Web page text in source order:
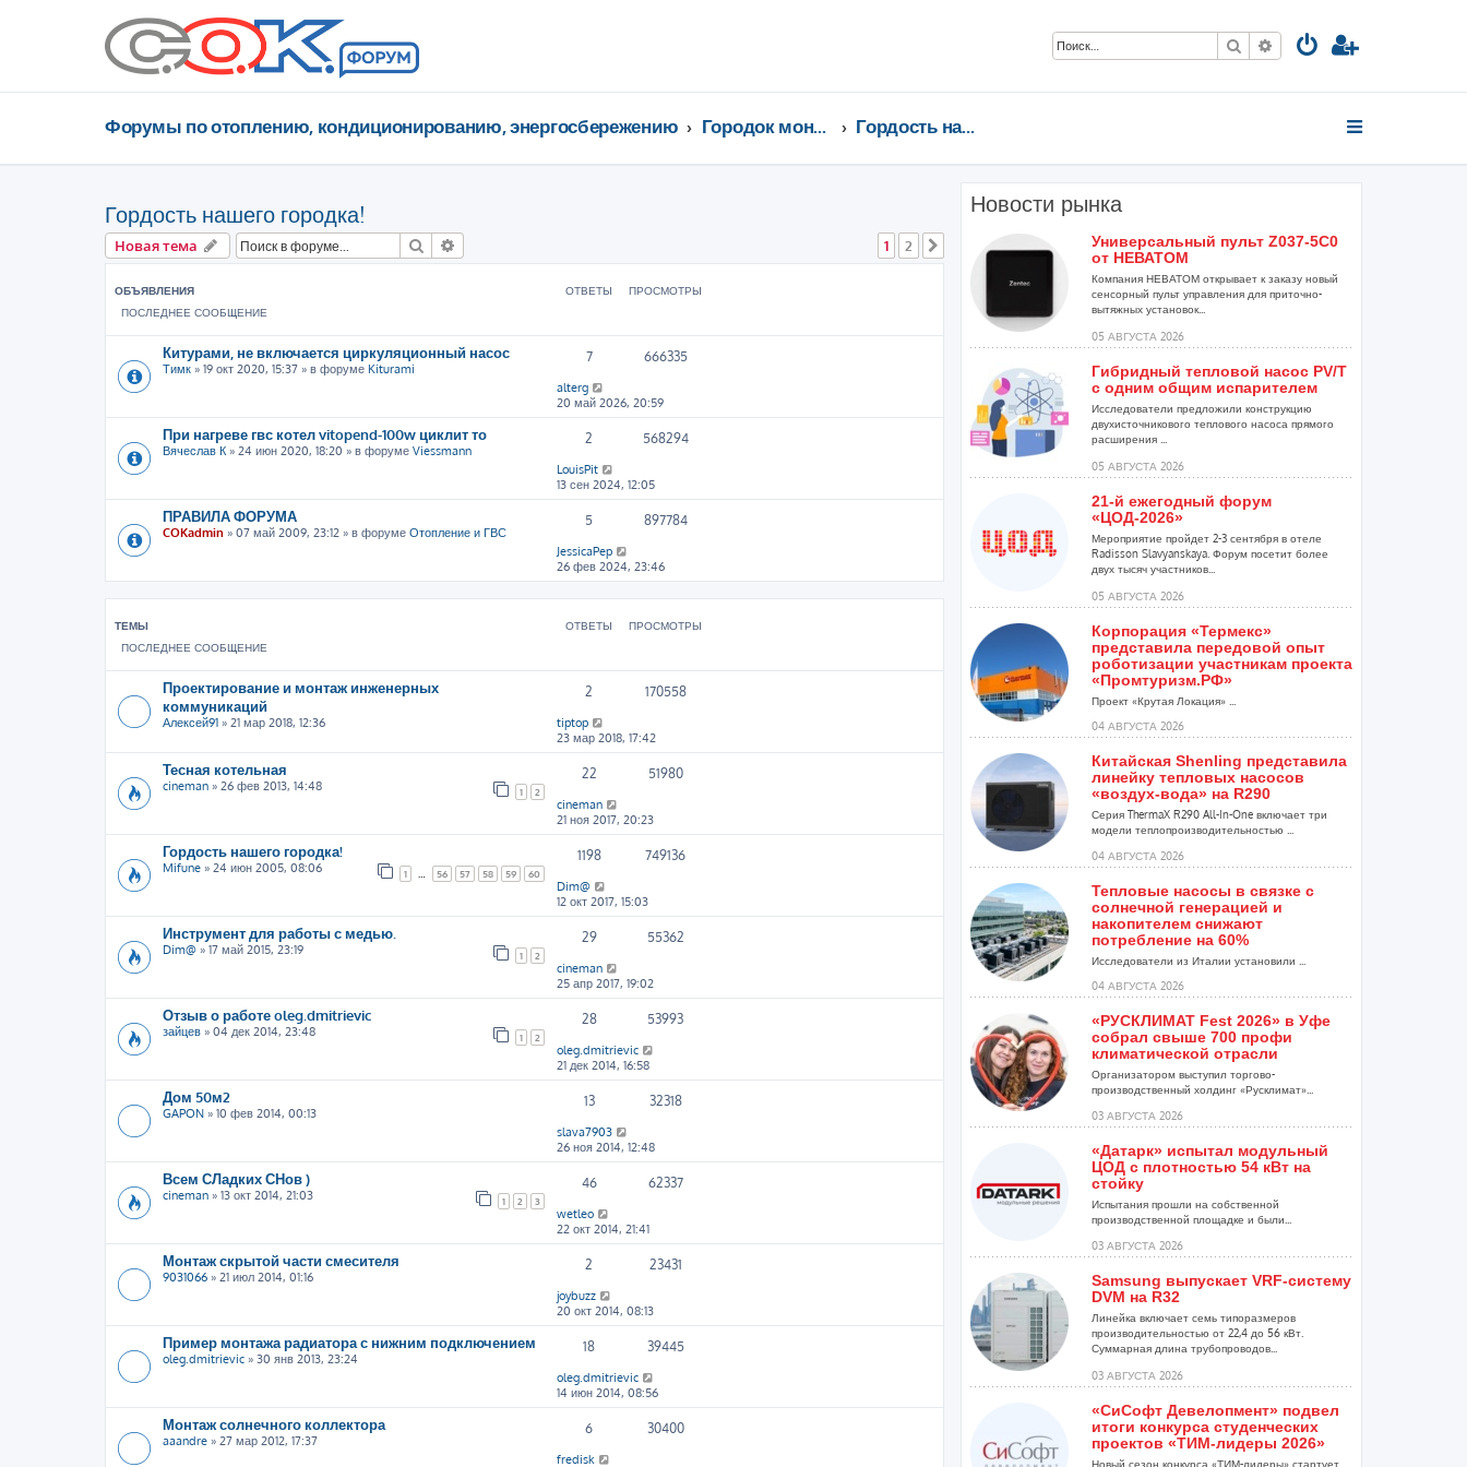
Поиск Расширенный поиск
Форумы по отоплению, кондиционированию, энергосбережению Городок монтажников и инженеров Гордость нашего городка!
Гордость нашего городка!
Новая тема Поиск 1 2
ОБЪЯВЛЕНИЯ ОТВЕТЫ
ПРОСМОТРЫ
ПОСЛЕДНЕЕ СООБЩЕНИЕ
Китурами, не включается циркуляционный насос
Тимк » 19 окт 2020, 15:37 » в форуме Kiturami
7 666335
alterg
20 май 2026, 20:59
При нагреве гвс котел vitopend-100w циклит то
Вячеслав К» 24 июн 2020, 18:20 » в форуме Viessmann
2 568294
LouisPit
13 сен 2024, 12:05
ПРАВИЛА ФОРУМА
COKadmin » 07 май 2009, 23:12 » в форуме Отопление и ГВС
5 897784
JessicaPep
26 фев 2024, 23:46
ТЕМЫ ОТВЕТЫ
ПРОСМОТРЫ
ПОСЛЕДНЕЕ СООБЩЕНИЕ
Проектирование и монтаж инженерных
коммуникаций
Алексей91 » 21 мар 2018, 12:36
2 170558
tiptop
23 мар 2018, 17:42
Тесная котельная
cineman » 26 фев 2013, 14:48 1 2
22 51980
cineman
21 ноя 2017, 20:23
Гордость нашего городка!
Mifune » 24 июн 2005, 08:06 1 56 57 58 59 60
1198 749136
Dim@
12 окт 2017, 15:03
Инструмент для работы с медью.
Dim@ » 17 май 2015, 23:19 1 2
29 55362
cineman
25 апр 2017, 19:02
Отзыв о работе oleg.dmitrievic
зайцев » 04 дек 2014, 23:48 1 2
28 53993
oleg.dmitrievic
21 дек 2014, 16:58
Дом 50м2
GAPON » 10 фев 2014, 00:13
13 32318
slava7903
26 ноя 2014, 12:48
Всем СЛадких СНов )
cineman » 13 окт 2014, 21:03 1 2 3
46 62337
wetleo
22 окт 2014, 21:41
Монтаж скрытой части смесителя
9031066 » 21 июл 2014, 01:16
2 23431
joybuzz
20 окт 2014, 08:13
Пример монтажа радиатора с нижним подключением
oleg.dmitrievic » 30 янв 2013, 23:24
18 39445
oleg.dmitrievic
14 июн 2014, 08:56
Монтаж солнечного коллектора
aaandre » 27 мар 2012, 17:37
6 30400
fredisk
Новости рынка
Универсальный пульт Z037-5C0
от НЕВАТОМ
Компания НЕВАТОМ открывает к заказу новый
сенсорный пульт управления для приточно-
вытяжных установок...
05 АВГУСТА 2026
Гибридный тепловой насос PV/T
с одним общим испарителем
Исследователи предложили конструкцию
двухисточникового теплового насоса прямого
расширения ...
05 АВГУСТА 2026
21-й ежегодный форум
«ЦОД-2026»
Мероприятие пройдет 2-3 сентября в отеле
Radisson Slavyanskaya. Форум посетит более
двух тысяч участников...
05 АВГУСТА 2026
Корпорация «Термекс»
представила передовой опыт
роботизации участникам проекта
«Промтуризм.РФ»
Проект «Крутая Локация» ...
04 АВГУСТА 2026
Китайская Shenling представила
линейку тепловых насосов
«воздух-вода» на R290
Серия ThermaX R290 All-In-One включает три
модели теплопроизводительностью ...
04 АВГУСТА 2026
Тепловые насосы в связке с
солнечной генерацией и
накопителем снижают
потребление на 60%
Исследователи из Италии установили ...
04 АВГУСТА 2026
«РУСКЛИМАТ Fest 2026» в Уфе
собрал свыше 700 профи
климатической отрасли
Организатором выступил торгово-
производственный холдинг «Русклимат»...
03 АВГУСТА 2026
«Датарк» испытал модульный
ЦОД с плотностью 54 кВт на
стойку
Испытания прошли на собственной
производственной площадке и были...
03 АВГУСТА 2026
Samsung выпускает VRF-систему
DVM на R32
Линейка включает семь типоразмеров
производительностью от 22,4 до 56 кВт.
Суммарная длина трубопроводов...
03 АВГУСТА 2026
«СиСофт Девелопмент» подвел
итоги конкурса студенческих
проектов «ТИМ-лидеры 2026»
Новый сезон конкурса «ТИМ-лидеры» стартует